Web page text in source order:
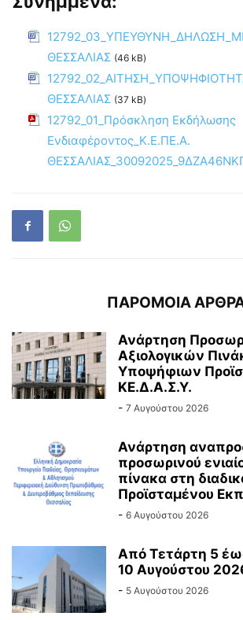
ΘΕΣΣΑΛΙΑΣ (46 kB)
ΘΕΣΣΑΛΙΑΣ (37 kB)
12792_01_Πρόσκληση Εκδήλωσης
Ενδιαφέροντος_Κ.Ε.ΠΕ.Α.
ΠΑΡΟΜΟΙΑ
Ανάρτηση
Αξιολογικών
Υποψήφιων
ΚΕ.Δ.Α.Σ.Υ.
- 7 Αυγούστου 2026
Ανάρτηση
προσωρινού
πίνακα στη
Προϊσταμένου
- 6 Αυγούστου 2026
Από Τετάρτη 5
10 Αυγούστου
- 5 Αυγούστου 2026